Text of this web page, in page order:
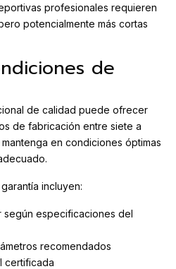
profesionales requieren
potencialmente más cortas
de
de calidad puede ofrecer
de fabricación entre siete a
en condiciones óptimas
incluyen:
según especificaciones del
recomendados
certificada